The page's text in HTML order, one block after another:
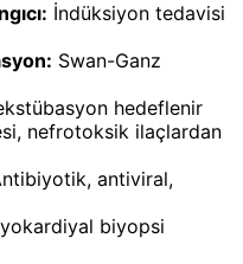
İndüksiyon tedavisi
Swan-Ganz
hedeflenir
nefrotoksik ilaçlardan
antiviral,
biyopsi